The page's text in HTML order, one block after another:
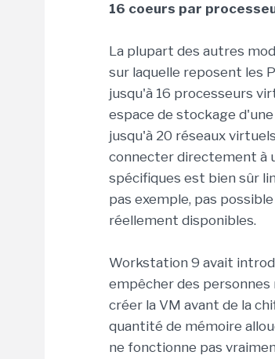
16 coeurs par
La plupart des autres
sur laquelle reposent les
jusqu'à 16 processeurs
espace de stockage
jusqu'à 20 réseaux
connecter directement à
spécifiques est bien sûr
pas exemple, pas
réellement disponibles.
Workstation 9 avait
empêcher des personnes
créer la VM avant de la
quantité de mémoire
ne fonctionne pas